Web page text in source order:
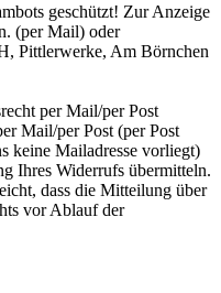
geschützt! Zur Anzeige
(per Mail) oder
Pittlerwerke, Am Börnchen
per Mail/per Post
Mail/per Post (per Post
keine Mailadresse vorliegt)
Ihres Widerrufs übermitteln.
dass die Mitteilung über
vor Ablauf der